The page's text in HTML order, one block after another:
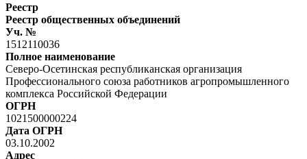
Реестр
Реестр общественных объединений
Уч. №
1512110036
Полное наименование
Северо-Осетинская республиканская организация
Профессионального союза работников агропромышленного
комплекса Российской Федерации
ОГРН
1021500000224
Дата ОГРН
03.10.2002
Адрес